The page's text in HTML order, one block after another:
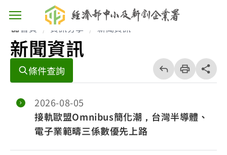
主選單按鈕
首頁 資訊分享 新聞資訊
新聞資訊
條件查詢
回
上
一
頁
列
印
share分享
2026-08-05
接軌歐盟Omnibus簡化潮，台灣半導體、
電子業範疇三係數優先上路